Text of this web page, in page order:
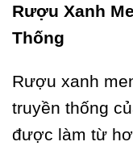
Rượu Xanh
Thống
Rượu xanh
truyền thống
được làm từ